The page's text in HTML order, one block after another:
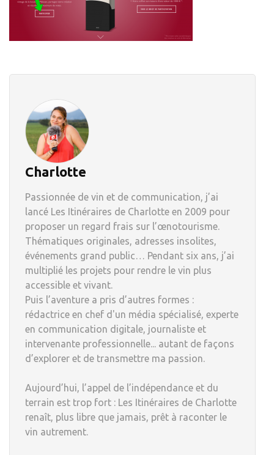
Charlotte
Passionnée de vin et de communication, j’ai
lancé Les Itinéraires de Charlotte en 2009 pour
proposer un regard frais sur l’œnotourisme.
Thématiques originales, adresses insolites,
événements grand public… Pendant six ans, j’ai
multiplié les projets pour rendre le vin plus
accessible et vivant.
Puis l’aventure a pris d’autres formes :
rédactrice en chef d'un média spécialisé, experte
en communication digitale, journaliste et
intervenante professionnelle... autant de façons
d’explorer et de transmettre ma passion.
Aujourd’hui, l’appel de l’indépendance et du
terrain est trop fort : Les Itinéraires de Charlotte
renaît, plus libre que jamais, prêt à raconter le
vin autrement.